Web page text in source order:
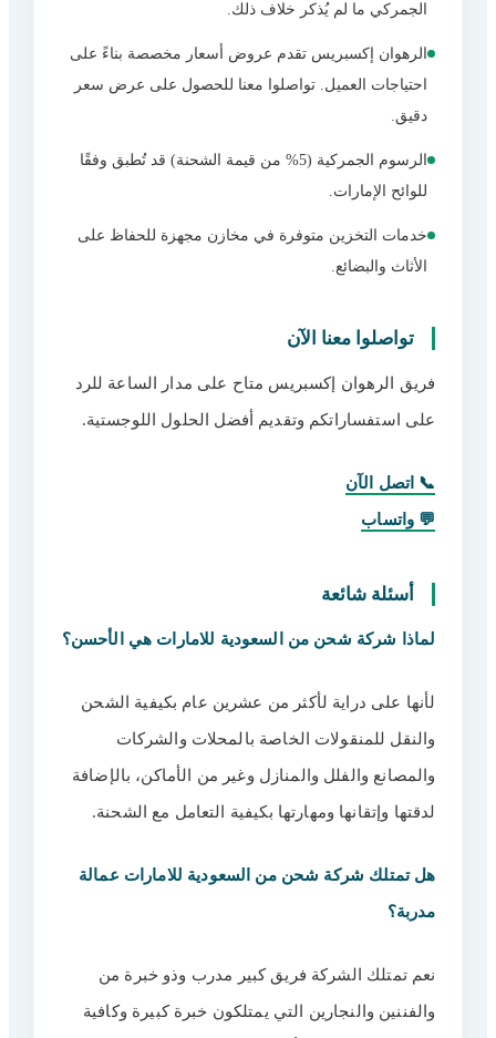
الجمركي ما لم يُذكر خلاف ذلك.
الرهوان إكسبريس تقدم عروض أسعار مخصصة بناءً على
احتياجات العميل. تواصلوا معنا للحصول على عرض سعر
دقيق.
الرسوم الجمركية (5% من قيمة الشحنة) قد تُطبق وفقًا
للوائح الإمارات.
خدمات التخزين متوفرة في مخازن مجهزة للحفاظ على
الأثاث والبضائع.
تواصلوا معنا الآن
فريق الرهوان إكسبريس متاح على مدار الساعة للرد
على استفساراتكم وتقديم أفضل الحلول اللوجستية.
📞 اتصل الآن
💬 واتساب
أسئلة شائعة
لماذا شركة شحن من السعودية للامارات هي الأحسن؟
لأنها على دراية لأكثر من عشرين عام بكيفية الشحن
والنقل للمنقولات الخاصة بالمحلات والشركات
والمصانع والفلل والمنازل وغير من الأماكن، بالإضافة
لدقتها وإتقانها ومهارتها بكيفية التعامل مع الشحنة.
هل تمتلك شركة شحن من السعودية للامارات عمالة
مدربة؟
نعم تمتلك الشركة فريق كبير مدرب وذو خبرة من
والفننين والنجارين التي يمتلكون خبرة كبيرة وكافية